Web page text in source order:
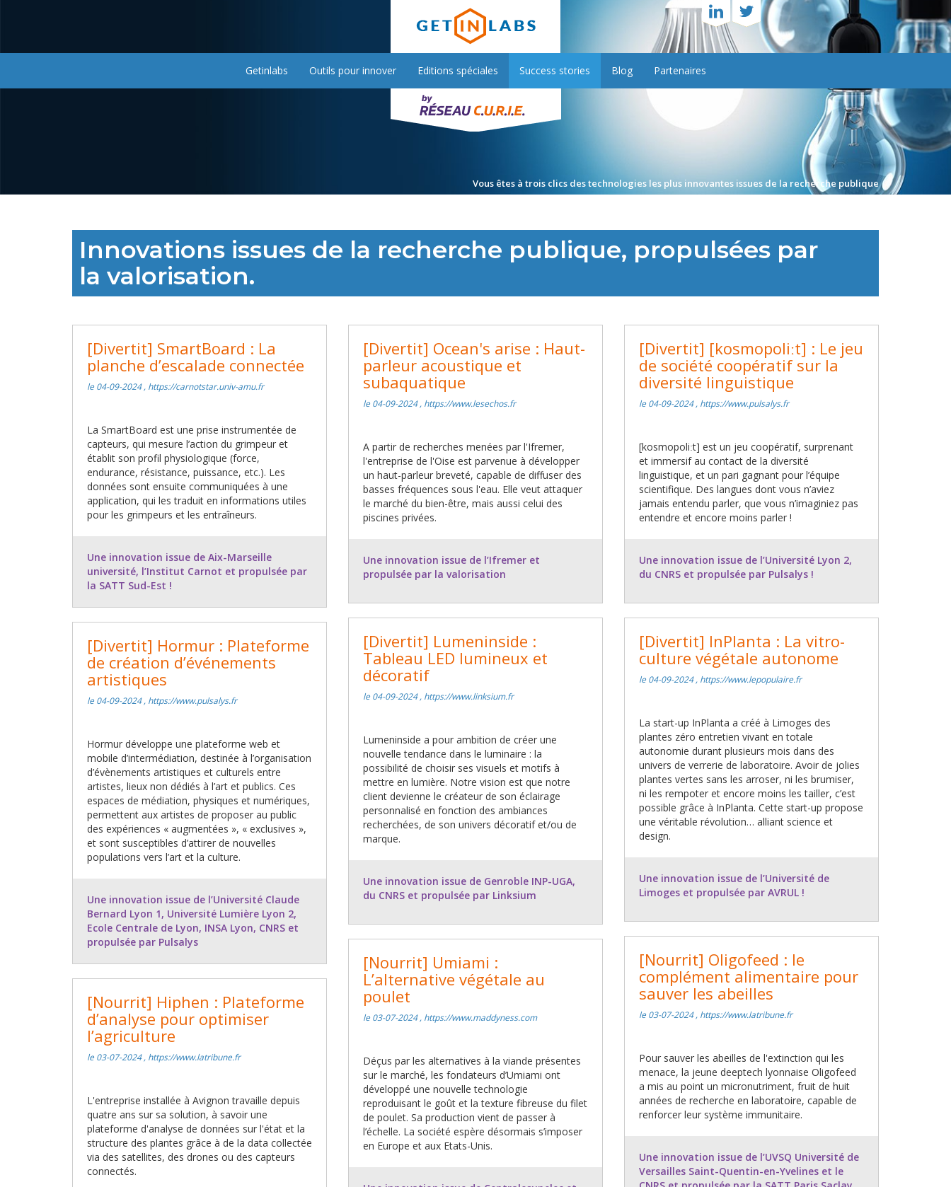
Getinlabs Outils pour innover Editions spéciales Success stories Blog Partenaires
Vous êtes à trois clics des technologies les plus innovantes issues de la recherche publique
Innovations issues de la recherche publique, propulsées par
la valorisation.
[Divertit] SmartBoard : La
planche d’escalade connectée
le 04-09-2024 , https://carnotstar.univ-amu.fr
La SmartBoard est une prise instrumentée de
capteurs, qui mesure l’action du grimpeur et
établit son profil physiologique (force,
endurance, résistance, puissance, etc.). Les
données sont ensuite communiquées à une
application, qui les traduit en informations utiles
pour les grimpeurs et les entraîneurs.
Une innovation issue de Aix-Marseille
université, l’Institut Carnot et propulsée par
la SATT Sud-Est !
[Divertit] Hormur : Plateforme
de création d’événements
artistiques
le 04-09-2024 , https://www.pulsalys.fr
Hormur développe une plateforme web et
mobile d’intermédiation, destinée à l’organisation
d’évènements artistiques et culturels entre
artistes, lieux non dédiés à l’art et publics. Ces
espaces de médiation, physiques et numériques,
permettent aux artistes de proposer au public
des expériences « augmentées », « exclusives »,
et sont susceptibles d’attirer de nouvelles
populations vers l’art et la culture.
Une innovation issue de l’Université Claude
Bernard Lyon 1, Université Lumière Lyon 2,
Ecole Centrale de Lyon, INSA Lyon, CNRS et
propulsée par Pulsalys
[Nourrit] Hiphen : Plateforme
d’analyse pour optimiser
l’agriculture
le 03-07-2024 , https://www.latribune.fr
L'entreprise installée à Avignon travaille depuis
quatre ans sur sa solution, à savoir une
plateforme d'analyse de données sur l'état et la
structure des plantes grâce à de la data collectée
via des satellites, des drones ou des capteurs
connectés.
[Divertit] Ocean's arise : Haut-
parleur acoustique et
subaquatique
le 04-09-2024 , https://www.lesechos.fr
A partir de recherches menées par l'Ifremer,
l'entreprise de l'Oise est parvenue à développer
un haut-parleur breveté, capable de diffuser des
basses fréquences sous l'eau. Elle veut attaquer
le marché du bien-être, mais aussi celui des
piscines privées.
Une innovation issue de l’Ifremer et
propulsée par la valorisation
[Divertit] Lumeninside :
Tableau LED lumineux et
décoratif
le 04-09-2024 , https://www.linksium.fr
Lumeninside a pour ambition de créer une
nouvelle tendance dans le luminaire : la
possibilité de choisir ses visuels et motifs à
mettre en lumière. Notre vision est que notre
client devienne le créateur de son éclairage
personnalisé en fonction des ambiances
recherchées, de son univers décoratif et/ou de
marque.
Une innovation issue de Genroble INP-UGA,
du CNRS et propulsée par Linksium
[Nourrit] Umiami :
L’alternative végétale au
poulet
le 03-07-2024 , https://www.maddyness.com
Déçus par les alternatives à la viande présentes
sur le marché, les fondateurs d’Umiami ont
développé une nouvelle technologie
reproduisant le goût et la texture fibreuse du filet
de poulet. Sa production vient de passer à
l’échelle. La société espère désormais s’imposer
en Europe et aux Etats-Unis.
[Divertit] [kosmopoliːt] : Le jeu
de société coopératif sur la
diversité linguistique
le 04-09-2024 , https://www.pulsalys.fr
[kosmopoliːt] est un jeu coopératif, surprenant
et immersif au contact de la diversité
linguistique, et un pari gagnant pour l’équipe
scientifique. Des langues dont vous n’aviez
jamais entendu parler, que vous n’imaginiez pas
entendre et encore moins parler !
Une innovation issue de l’Université Lyon 2,
du CNRS et propulsée par Pulsalys !
[Divertit] InPlanta : La vitro-
culture végétale autonome
le 04-09-2024 , https://www.lepopulaire.fr
La start-up InPlanta a créé à Limoges des
plantes zéro entretien vivant en totale
autonomie durant plusieurs mois dans des
univers de verrerie de laboratoire. Avoir de jolies
plantes vertes sans les arroser, ni les brumiser,
ni les rempoter et encore moins les tailler, c’est
possible grâce à InPlanta. Cette start-up propose
une véritable révolution… alliant science et
design.
Une innovation issue de l’Université de
Limoges et propulsée par AVRUL !
[Nourrit] Oligofeed : le
complément alimentaire pour
sauver les abeilles
le 03-07-2024 , https://www.latribune.fr
Pour sauver les abeilles de l'extinction qui les
menace, la jeune deeptech lyonnaise Oligofeed
a mis au point un micronutriment, fruit de huit
années de recherche en laboratoire, capable de
renforcer leur système immunitaire.
Une innovation issue de l’UVSQ Université de
Versailles Saint-Quentin-en-Yvelines et le